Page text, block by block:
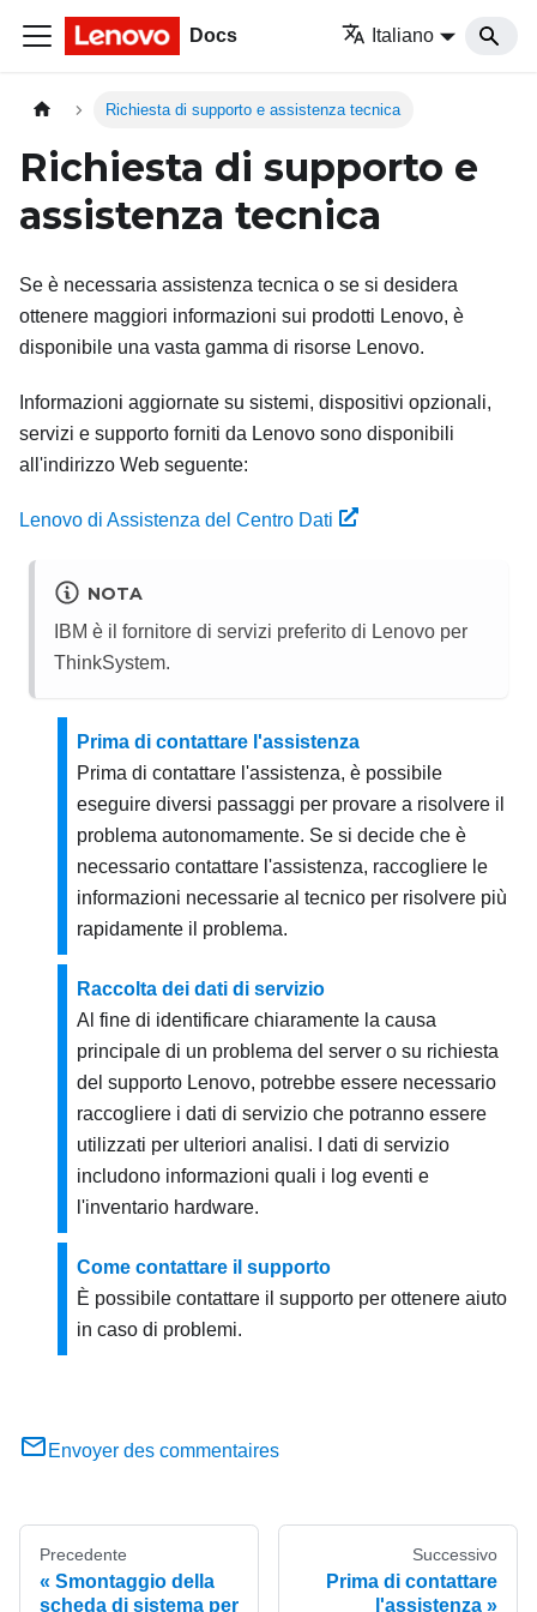
Docs Italiano
Richiesta di supporto e assistenza tecnica
Richiesta di supporto e
assistenza tecnica
Se è necessaria assistenza tecnica o se si desidera
ottenere maggiori informazioni sui prodotti Lenovo, è
disponibile una vasta gamma di risorse Lenovo.
Informazioni aggiornate su sistemi, dispositivi opzionali,
servizi e supporto forniti da Lenovo sono disponibili
all'indirizzo Web seguente:
Lenovo di Assistenza del Centro Dati
NOTA
IBM è il fornitore di servizi preferito di Lenovo per
ThinkSystem.
Prima di contattare l'assistenza
Prima di contattare l'assistenza, è possibile
eseguire diversi passaggi per provare a risolvere il
problema autonomamente. Se si decide che è
necessario contattare l'assistenza, raccogliere le
informazioni necessarie al tecnico per risolvere più
rapidamente il problema.
Raccolta dei dati di servizio
Al fine di identificare chiaramente la causa
principale di un problema del server o su richiesta
del supporto Lenovo, potrebbe essere necessario
raccogliere i dati di servizio che potranno essere
utilizzati per ulteriori analisi. I dati di servizio
includono informazioni quali i log eventi e
l'inventario hardware.
Come contattare il supporto
È possibile contattare il supporto per ottenere aiuto
in caso di problemi.
Envoyer des commentaires
Precedente
Smontaggio della
scheda di sistema per
Successivo
Prima di contattare
l'assistenza